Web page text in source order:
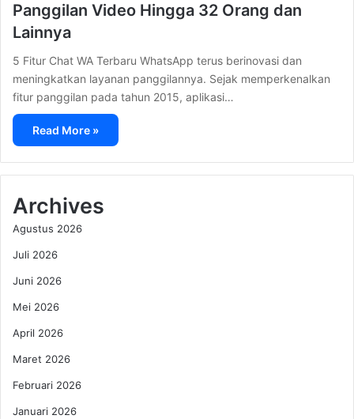
Panggilan Video Hingga 32 Orang dan
Lainnya
5 Fitur Chat WA Terbaru WhatsApp terus berinovasi dan
meningkatkan layanan panggilannya. Sejak memperkenalkan
fitur panggilan pada tahun 2015, aplikasi…
Read More »
Archives
Agustus 2026
Juli 2026
Juni 2026
Mei 2026
April 2026
Maret 2026
Februari 2026
Januari 2026